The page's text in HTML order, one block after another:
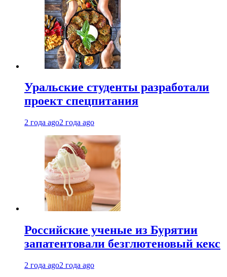
Уральские студенты разработали
проект спецпитания
2 года ago2 года ago
Российские ученые из Бурятии
запатентовали безглютеновый кекс
2 года ago2 года ago